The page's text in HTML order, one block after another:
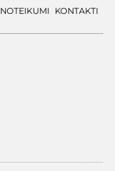
NOTEIKUMI KONTAKTI